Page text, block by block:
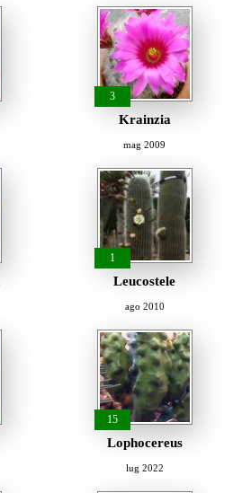
3
Krainzia
mag 2009
1
Leucostele
ago 2010
15
Lophocereus
lug 2022